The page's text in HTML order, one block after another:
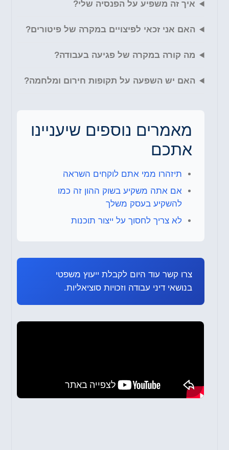
איך זה משפיע על הפנסיה שלי?
האם אני זכאי לפיצויים במקרה של פיטורים?
מה קורה במקרה של פגיעה בעבודה?
האם יש השפעה על תקופות חירום ומלחמה?
מאמרים נוספים שיעניינו
אתכם
תיזהרו ממי אתם לוקחים השראה
אם אתה משקיע בשוק ההון זה כמו
להשקיע בעסק משלך
לא צריך לחסוך על ייצור תוכנות
צרו קשר עוד היום לקבלת ייעוץ משפטי
בנושאי דיני עבודה וזכויות סוציאליות.